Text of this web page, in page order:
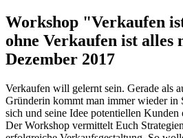
Workshop "Verkaufen
ohne Verkaufen ist alles
Dezember 2017
Verkaufen will gelernt sein. Gerade als
Gründerin kommt man immer wieder in
sich und seine Idee potentiellen
Der Workshop vermittelt Euch